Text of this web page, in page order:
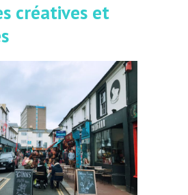
créatives et